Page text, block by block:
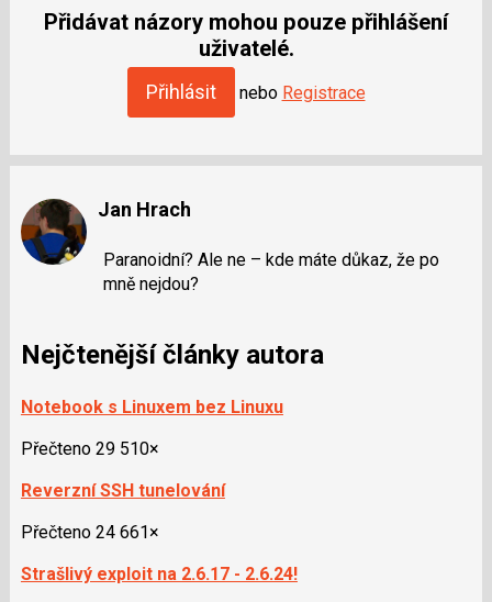
jako
Přidávat názory mohou pouze přihlášení
uživatelé.
Přihlásit nebo Registrace
Jan Hrach
Paranoidní? Ale ne – kde máte důkaz, že po
mně nejdou?
Nejčtenější články autora
Notebook s Linuxem bez Linuxu
Přečteno 29 510×
Reverzní SSH tunelování
Přečteno 24 661×
Strašlivý exploit na 2.6.17 - 2.6.24!